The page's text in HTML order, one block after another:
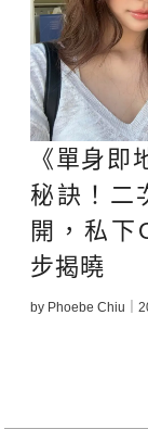
《單身即
秘訣！二
開，私下
步揭曉
by Phoebe Chiu｜